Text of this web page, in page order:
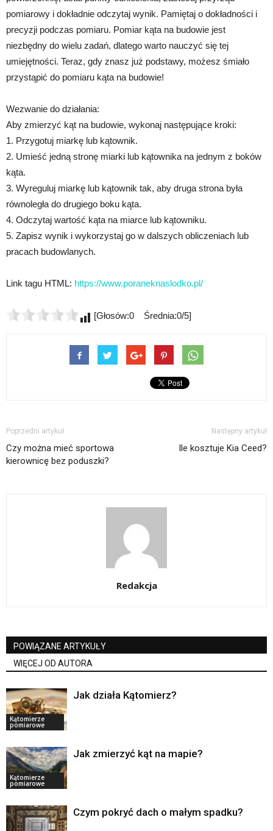
pomiarowy i dokładnie odczytaj wynik. Pamiętaj o dokładności i
precyzji podczas pomiaru. Pomiar kąta na budowie jest
niezbędny do wielu zadań, dlatego warto nauczyć się tej
umiejętności. Teraz, gdy znasz już podstawy, możesz śmiało
przystąpić do pomiaru kąta na budowie!
Wezwanie do działania:
Aby zmierzyć kąt na budowie, wykonaj następujące kroki:
1. Przygotuj miarkę lub kątownik.
2. Umieść jedną stronę miarki lub kątownika na jednym z boków
kąta.
3. Wyreguluj miarkę lub kątownik tak, aby druga strona była
równoległa do drugiego boku kąta.
4. Odczytaj wartość kąta na miarce lub kątowniku.
5. Zapisz wynik i wykorzystaj go w dalszych obliczeniach lub
pracach budowlanych.
Link tagu HTML: https://www.poraneknaslodko.pl/
[Głosów:0 Średnia:0/5]
Poprzedni artykuł
Czy można mieć sportowa
kierownicę bez poduszki?
Następny artykuł
Ile kosztuje Kia Ceed?
Redakcja
POWIĄZANE ARTYKUŁY
WIĘCEJ OD AUTORA
Kątomierze
pomiarowe
Jak działa Kątomierz?
Kątomierze
pomiarowe
Jak zmierzyć kąt na mapie?
Czym pokryć dach o małym spadku?